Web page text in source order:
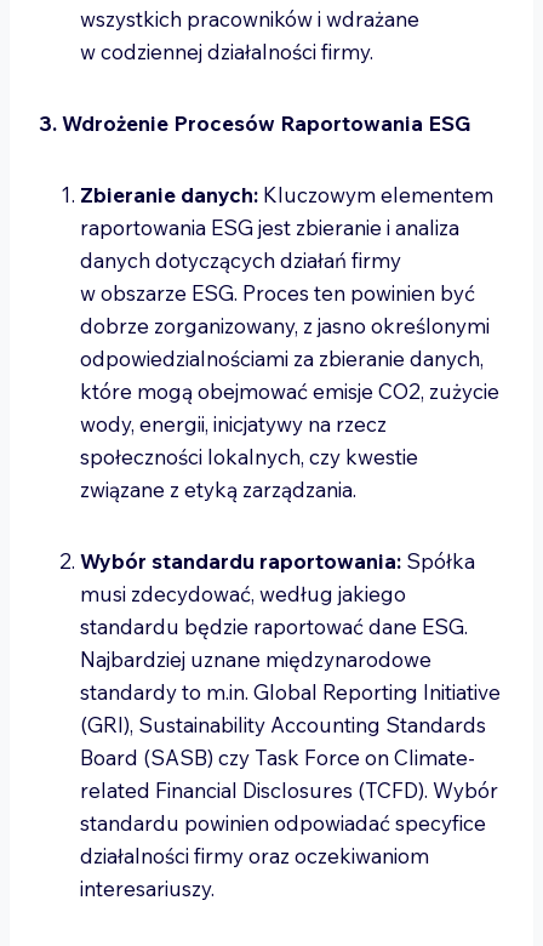
wszystkich pracowników i wdrażane
w codziennej działalności firmy.
3. Wdrożenie Procesów Raportowania ESG
Zbieranie danych: Kluczowym elementem
raportowania ESG jest zbieranie i analiza
danych dotyczących działań firmy
w obszarze ESG. Proces ten powinien być
dobrze zorganizowany, z jasno określonymi
odpowiedzialnościami za zbieranie danych,
które mogą obejmować emisje CO2, zużycie
wody, energii, inicjatywy na rzecz
społeczności lokalnych, czy kwestie
związane z etyką zarządzania.
Wybór standardu raportowania: Spółka
musi zdecydować, według jakiego
standardu będzie raportować dane ESG.
Najbardziej uznane międzynarodowe
standardy to m.in. Global Reporting Initiative
(GRI), Sustainability Accounting Standards
Board (SASB) czy Task Force on Climate-
related Financial Disclosures (TCFD). Wybór
standardu powinien odpowiadać specyfice
działalności firmy oraz oczekiwaniom
interesariuszy.